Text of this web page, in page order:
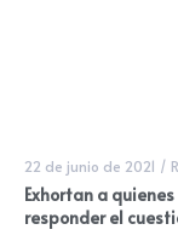
22 de junio de 2021 /
Exhortan a
responder el